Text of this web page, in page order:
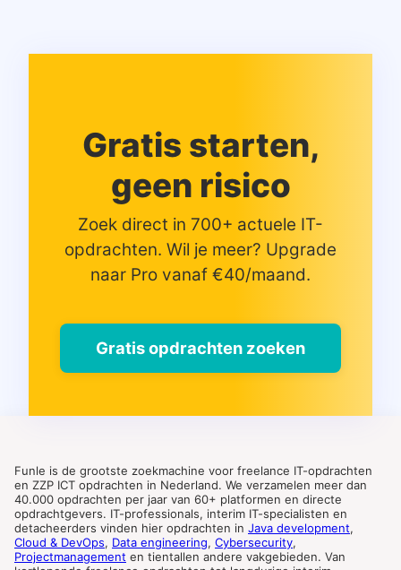
Gratis starten,
geen risico
Zoek direct in 700+ actuele IT-
opdrachten. Wil je meer? Upgrade
naar Pro vanaf €40/maand.
Gratis opdrachten zoeken
Funle is de grootste zoekmachine voor freelance IT-opdrachten
en ZZP ICT opdrachten in Nederland. We verzamelen meer dan
40.000 opdrachten per jaar van 60+ platformen en directe
opdrachtgevers. IT-professionals, interim IT-specialisten en
detacheerders vinden hier opdrachten in Java development,
Cloud & DevOps, Data engineering, Cybersecurity,
Projectmanagement en tientallen andere vakgebieden. Van